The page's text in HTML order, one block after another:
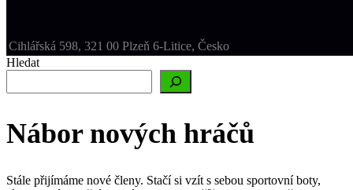
Cihlářská 598, 321 00 Plzeň 6-Litice, Česko
Hledat
Nábor nových hráčů
Stále přijímáme nové členy. Stačí si vzít s sebou sportovní boty,